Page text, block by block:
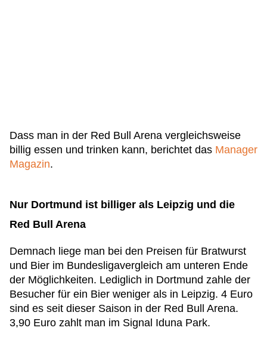
Dass man in der Red Bull Arena vergleichsweise
billig essen und trinken kann, berichtet das Manager
Magazin.
Nur Dortmund ist billiger als Leipzig und die
Red Bull Arena
Demnach liege man bei den Preisen für Bratwurst
und Bier im Bundesligavergleich am unteren Ende
der Möglichkeiten. Lediglich in Dortmund zahle der
Besucher für ein Bier weniger als in Leipzig. 4 Euro
sind es seit dieser Saison in der Red Bull Arena.
3,90 Euro zahlt man im Signal Iduna Park.